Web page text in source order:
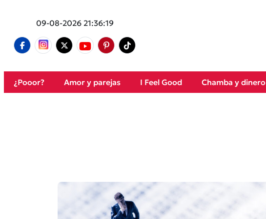
09-08-2026 21:36:19
¿Pooor? Amor y parejas I Feel Good Chamba y dinero